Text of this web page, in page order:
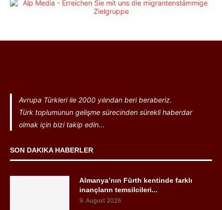
Avrupa Türkleri ile 2000 yılından beri beraberiz.
Türk toplumunun gelişme sürecinden sürekli haberdar
olmak için bizi takip edin...
SON DAKIKA HABERLER
Almanya’nın Fürth kentinde farklı
inançların temsilcileri...
9. August 2026